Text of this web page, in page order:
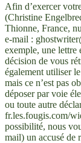
Afin d’exercer
(Christine
Thionne, France,
e-mail :
exemple, une lettre
décision de vous
également utiliser
mais ce n’est pas
déposer par voie
ou toute autre
fr.les.fougis.com/
possibilité, nous
mail) un accusé de